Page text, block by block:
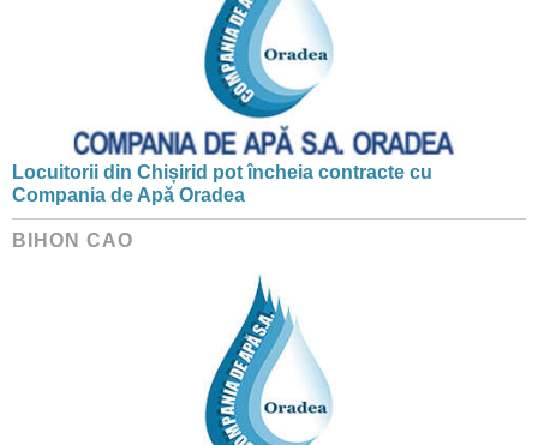
Locuitorii din Chișirid pot încheia contracte cu
Compania de Apă Oradea
BIHON CAO